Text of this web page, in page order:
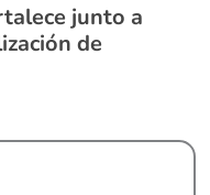
junto a
de